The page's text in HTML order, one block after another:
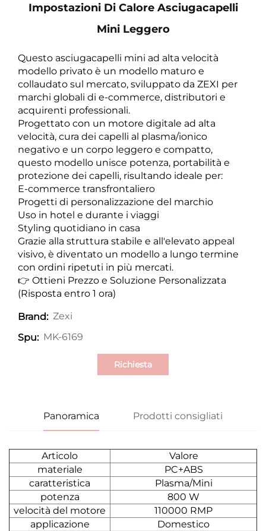
Impostazioni Di Calore Asciugacapelli
Mini Leggero
Questo asciugacapelli mini ad alta velocità
modello privato è un modello maturo e
collaudato sul mercato, sviluppato da ZEXI per
marchi globali di e-commerce, distributori e
acquirenti professionali.
Progettato con un motore digitale ad alta
velocità, cura dei capelli al plasma/ionico
negativo e un corpo leggero e compatto,
questo modello unisce potenza, portabilità e
protezione dei capelli, risultando ideale per:
E-commerce transfrontaliero
Progetti di personalizzazione del marchio
Uso in hotel e durante i viaggi
Styling quotidiano in casa
Grazie alla struttura stabile e all'elevato appeal
visivo, è diventato un modello a lungo termine
con ordini ripetuti in più mercati.
👉 Ottieni Prezzo e Soluzione Personalizzata
(Risposta entro 1 ora)
Brand: Zexi
Spu: MK-6169
Richiesta
Panoramica Prodotti consigliati
Articolo
Valore
materiale
PC+ABS
caratteristica
Plasma/Mini
potenza
800 W
velocità del motore
110000 RMP
applicazione
Domestico